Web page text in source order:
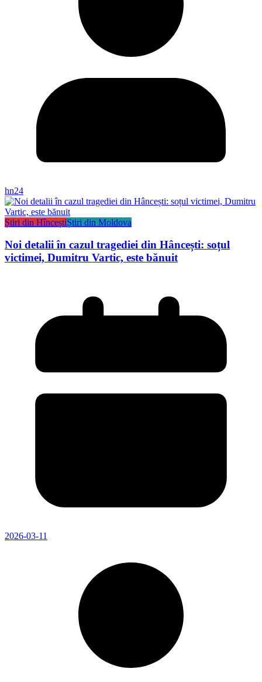
hn24
Știri din HînceștiȘtiri din Moldova
Noi detalii în cazul tragediei din Hâncești: soțul
victimei, Dumitru Vartic, este bănuit
2026-03-11